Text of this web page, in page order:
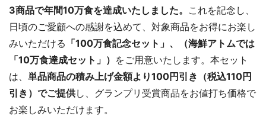
3商品で年間10万食を達成いたしました。 これを記念し、
日頃のご愛顧への感謝を込めて、対象商品をお得にお楽し
みいただける 「100万食記念セット」、（海鮮アトムでは
「10万食達成セット」） をご用意いたします。本セット
は、 単品商品の積み上げ金額より100円引き（税込110円
引き）でご提供し、グランプリ受賞商品をお値打ち価格で
お楽しみいただけます。